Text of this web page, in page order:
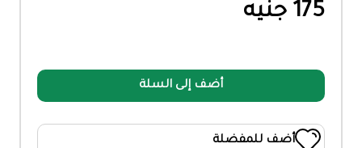
175 جنيه
أضف إلى السلة
أضف للمفضلة